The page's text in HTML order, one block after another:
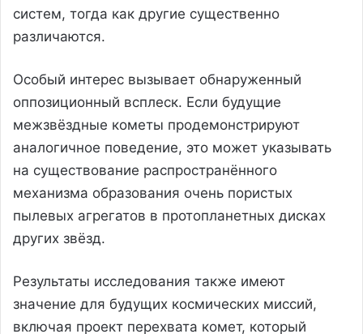
систем, тогда как другие существенно
различаются.
Особый интерес вызывает обнаруженный
оппозиционный всплеск. Если будущие
межзвёздные кометы продемонстрируют
аналогичное поведение, это может указывать
на существование распространённого
механизма образования очень пористых
пылевых агрегатов в протопланетных дисках
других звёзд.
Результаты исследования также имеют
значение для будущих космических миссий,
включая проект перехвата комет, который